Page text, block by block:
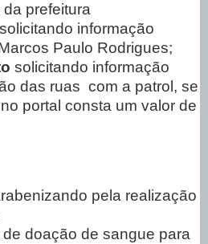
prefeitura
solicitando informação
Paulo Rodrigues;
solicitando informação
das ruas com a patrol, se
portal consta um valor de
pela realização
doação de sangue para